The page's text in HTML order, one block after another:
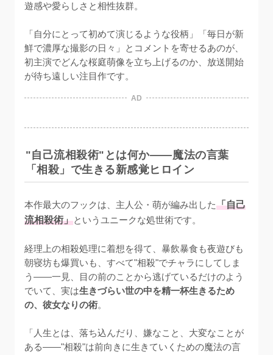
遊感や愛らしさと相性抜群。
「自分にとって初めて演じるような役柄」「毎日が新
鮮で濃厚な撮影の日々」とコメントを寄せるあのが、
初主演でどんな桜庭萌像を立ち上げるのか、放送開始
が待ち遠しい注目作です。
AD
"自己流相殺術"とは何か——魔法の言葉
「相殺」で生きる新感覚ヒロイン
本作最大のフックは、主人公・萌が編み出した「自己
流相殺術」というユニークな処世術です。
経理上の相殺処理に着想を得て、暴飲暴食も夜遊びも
朝寝坊も爆買いも、すべて"相殺"でチャラにしてしま
う——一見、目の前のことから逃げているだけのよう
でいて、実は生きづらい世の中を精一杯生きるため
の、彼女なりの術。
「人生とは、落ち込んだり、嫌なこと、大変なことが
ある——"相殺"は前向きに生きていくための魔法の言